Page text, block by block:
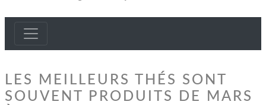
LES MEILLEURS THÉS SONT
SOUVENT PRODUITS DE MARS